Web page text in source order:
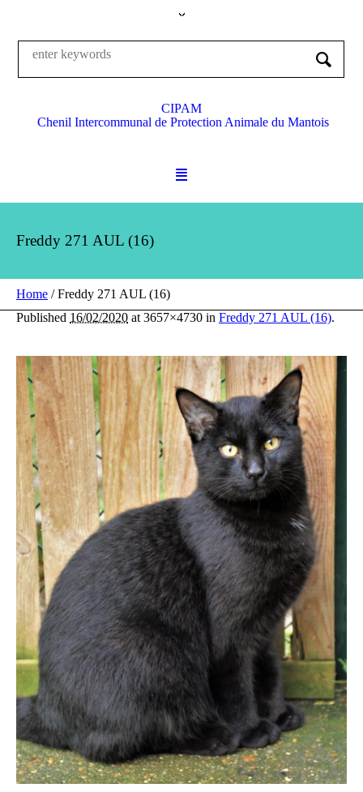
CIPAM
Chenil Intercommunal de Protection Animale du Mantois
Freddy 271 AUL (16)
Home /Freddy 271 AUL (16)
Published 16/02/2020 at 3657×4730 in Freddy 271 AUL (16).